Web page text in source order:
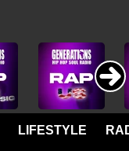
LIFESTYLE